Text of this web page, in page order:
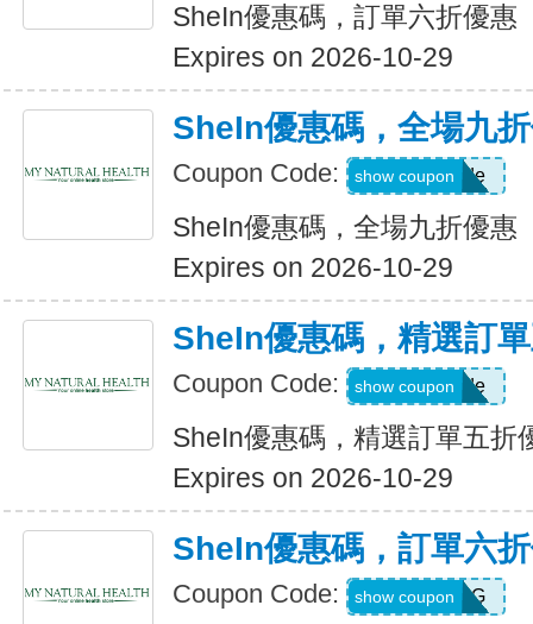
SheIn優惠碼，訂單六折優惠
Expires on 2026-10-29
SheIn優惠碼，全場九
Coupon Code: Show Code
show coupon
SheIn優惠碼，全場九折優惠
Expires on 2026-10-29
SheIn優惠碼，精選訂
Coupon Code: Show Code
show coupon
SheIn優惠碼，精選訂單五折
Expires on 2026-10-29
SheIn優惠碼，訂單六
Coupon Code: T5K539G
show coupon